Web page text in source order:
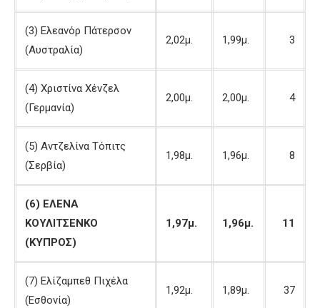
(3) Ελεανόρ Πάτερσον
(Αυστραλία)
2,02μ. 1,99μ. 3
(4) Χριστίνα Χένζελ
(Γερμανία)
2,00μ. 2,00μ. 4
(5) Αντζελίνα Τόπιτς
(Σερβία)
1,98μ. 1,96μ. 8
(6) ΕΛΕΝΑ
ΚΟΥΛΙΤΣΕΝΚΟ
(ΚΥΠΡΟΣ)
1,97μ. 1,96μ. 11
(7) Ελίζαμπεθ Πιχέλα
(Εσθονία)
1,92μ. 1,89μ. 37